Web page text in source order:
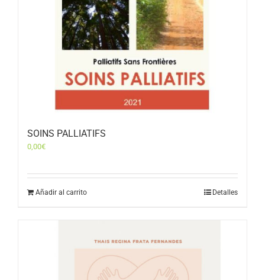
SOINS PALLIATIFS
0,00€
Añadir al carrito Detalles